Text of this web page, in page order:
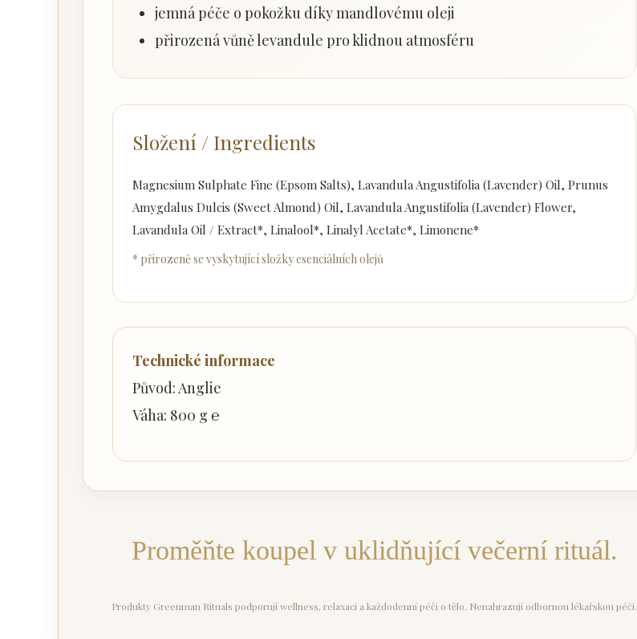
jemná péče o pokožku díky mandlovému oleji
přirozená vůně levandule pro klidnou atmosféru
Složení / Ingredients
Magnesium Sulphate Fine (Epsom Salts), Lavandula Angustifolia (Lavender) Oil, Prunus
Amygdalus Dulcis (Sweet Almond) Oil, Lavandula Angustifolia (Lavender) Flower,
Lavandula Oil / Extract*, Linalool*, Linalyl Acetate*, Limonene*
* přirozeně se vyskytující složky esenciálních olejů
Technické informace
Původ: Anglie
Váha: 800 g ℮
Proměňte koupel v uklidňující večerní rituál.
Produkty Greenman Rituals podporují wellness, relaxaci a každodenní péči o tělo. Nenahrazují odbornou lékařskou péči.